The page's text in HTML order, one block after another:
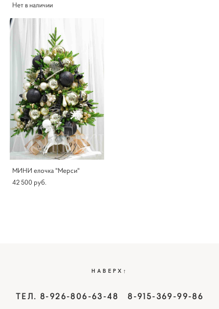
Нет в наличии
МИНИ елочка "Мерси"
42 500 pуб.
НАВЕРХ↑
ТЕЛ. 8-926-806-63-48 8-915-369-99-86